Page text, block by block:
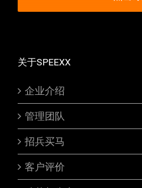
关于SPEEXX
企业介绍
管理团队
招兵买马
客户评价